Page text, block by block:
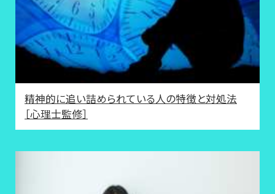
精神的に追い詰められている人の特徴と対処法
［心理士監修］